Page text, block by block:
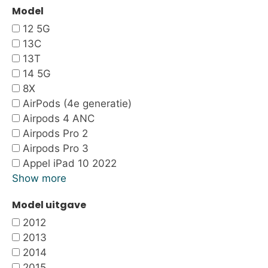
Model
12 5G
13C
13T
14 5G
8X
AirPods (4e generatie)
Airpods 4 ANC
Airpods Pro 2
Airpods Pro 3
Appel iPad 10 2022
Show more
Model uitgave
2012
2013
2014